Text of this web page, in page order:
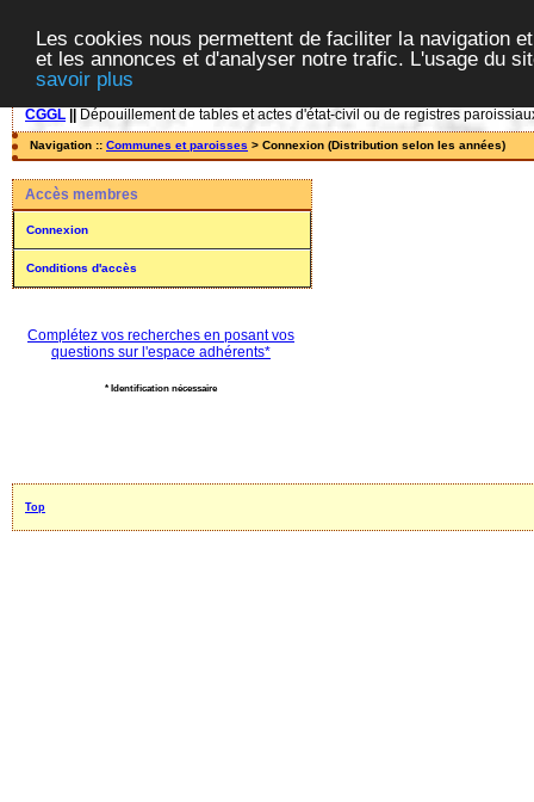
Les cookies nous permettent de faciliter la navigation
et les annonces et d'analyser notre trafic. L'usage du
savoir plus
CGGL Dépouillement de tables et actes d'état-civil ou de registres
Navigation :: Communes et paroisses > Connexion (Distribution selon les années)
Accès membres
Connexion
Conditions d'accès
Complétez vos recherches en posant vos
questions sur l'espace adhérents*
* Identification nécessaire
Top